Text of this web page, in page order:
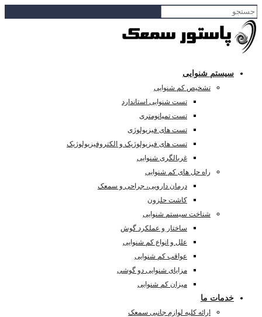
سیستم شنوایی
تشخیص کم شنوایی
تست شنوایی استاندارد
تست تمپانومتری
تست های فیزیولوژی
تست های فیزیولوژیک و الکتروفیزیولوژیک
غربالگری شنوایی
راه حل های کم شنوایی
درمان دارویی، جراحی و سمعک
کاشت حلزون
شناخت سیستم شنوایی
ساختار و عملکرد گوش
علل و انواع کم شنوایی
عواقب کم شنوایی
مزایای شنوایی دو گوشی
میزان کم شنوایی
خدمات ما
ارائه کلیه لوازم جانبی سمعک